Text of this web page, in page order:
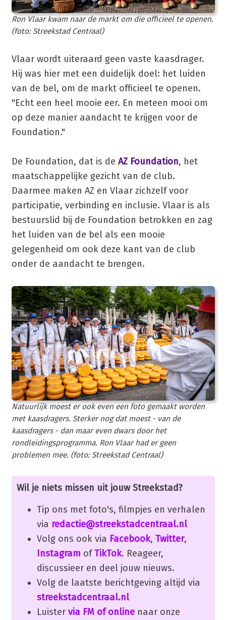
Ron Vlaar kwam naar de markt om die officieel te openen.
(foto: Streekstad Centraal)
Vlaar wordt uiteraard geen vaste kaasdrager.
Hij was hier met een duidelijk doel: het luiden
van de bel, om de markt officieel te openen.
"Echt een heel mooie eer. En meteen mooi om
op deze manier aandacht te krijgen voor de
Foundation."
De Foundation, dat is de AZ Foundation, het
maatschappelijke gezicht van de club.
Daarmee maken AZ en Vlaar zichzelf voor
participatie, verbinding en inclusie. Vlaar is als
bestuurslid bij de Foundation betrokken en zag
het luiden van de bel als een mooie
gelegenheid om ook deze kant van de club
onder de aandacht te brengen.
Natuurlijk moest er ook even een foto gemaakt worden
met kaasdragers. Sterker nog dat moest - van de
kaasdragers - dan maar even dwars door het
rondleidingsprogramma. Ron Vlaar had er geen
problemen mee. (foto: Streekstad Centraal)
Wil je niets missen uit jouw Streekstad?
Tip ons met foto's, filmpjes en verhalen
via redactie@streekstadcentraal.nl
Volg ons ook via Facebook, Twitter,
Instagram ofTikTok. Reageer,
discussieer en deel jouw nieuws.
Volg de laatste berichtgeving altijd via
streekstadcentraal.nl
Luister via FM of onlinenaar onze